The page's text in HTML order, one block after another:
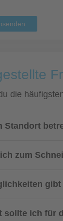
die
Standort
zum
sollte ich für